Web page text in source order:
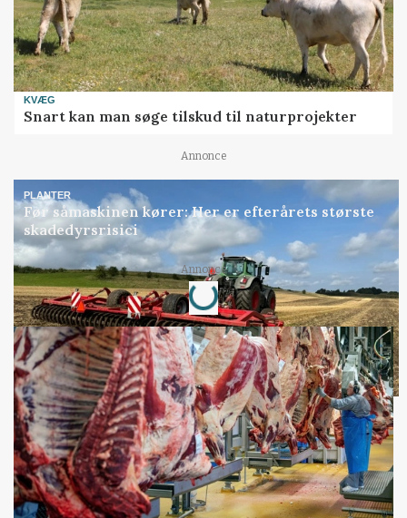
KVÆG
Snart kan man søge tilskud til naturprojekter
Annonce
PLANTER
Før såmaskinen kører: Her er efterårets største
skadedyrsrisici
Annonce
Loading...